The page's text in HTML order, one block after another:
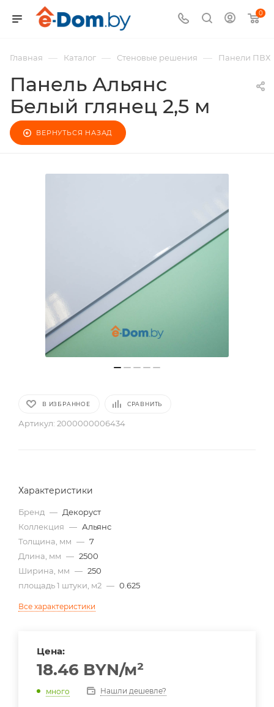
0
Главная — Каталог — Стеновые решения — Панели ПВХ
Панель Альянс
Белый глянец 2,5 м
ВЕРНУТЬСЯ НАЗАД
В ИЗБРАННОЕ СРАВНИТЬ
Артикул: 2000000006434
Характеристики
Бренд — Декоруст
Коллекция — Альянс
Толщина, мм — 7
Длина, мм — 2500
Ширина, мм — 250
площадь 1 штуки, м2 — 0.625
Все характеристики
Цена:
18.46 BYN/м²
много Нашли дешевле?